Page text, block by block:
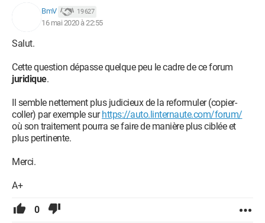
BmV 19 627
16 mai 2020 à 22:55
Salut.
Cette question dépasse quelque peu le cadre de ce forum
juridique.
Il semble nettement plus judicieux de la reformuler (copier-
coller) par exemple surhttps://auto.linternaute.com/forum/
où son traitement pourra se faire de manière plus ciblée et
plus pertinente.
Merci.
A+
0